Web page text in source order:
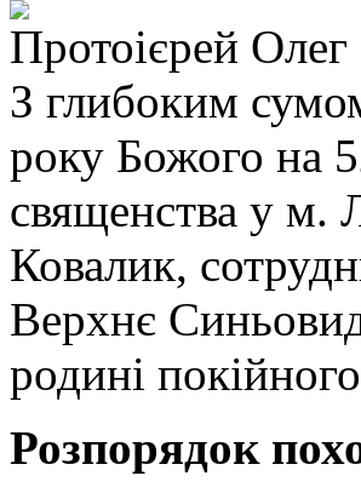
Протоієрей
З глибоким
року Божого на
священства у м.
Ковалик,
Верхнє
родині
Розпорядок